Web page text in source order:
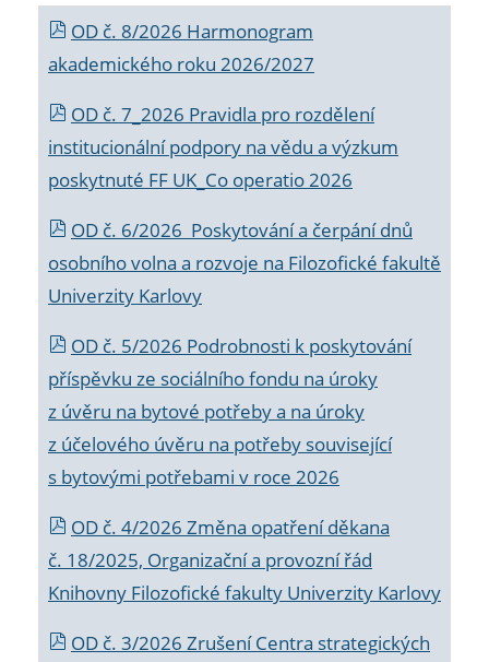
OD č. 8/2026 Harmonogram
akademického roku 2026/2027
OD č. 7_2026 Pravidla pro rozdělení
institucionální podpory na vědu a výzkum
poskytnuté FF UK_Co operatio 2026
OD č. 6/2026 Poskytování a čerpání dnů
osobního volna a rozvoje na Filozofické fakultě
Univerzity Karlovy
OD č. 5/2026 Podrobnosti k poskytování
příspěvku ze sociálního fondu na úroky
z úvěru na bytové potřeby a na úroky
z účelového úvěru na potřeby související
s bytovými potřebami v roce 2026
OD č. 4/2026 Změna opatření děkana
č. 18/2025, Organizační a provozní řád
Knihovny Filozofické fakulty Univerzity Karlovy
OD č. 3/2026 Zrušení Centra strategických